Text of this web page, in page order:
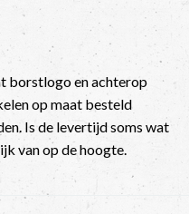
borstlogo en achterop
op maat besteld
Is de levertijd soms wat
van op de hoogte.